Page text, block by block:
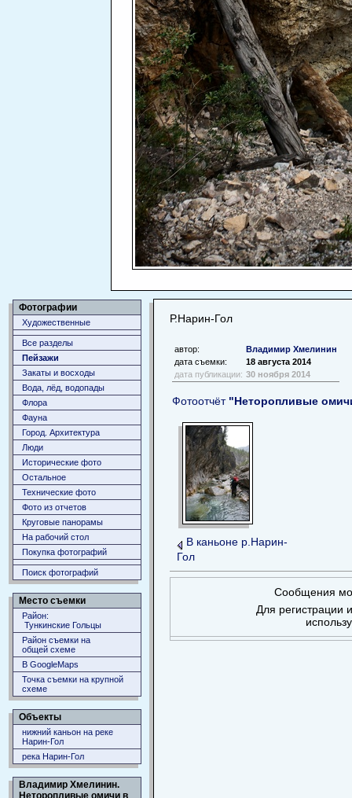
Фотографии
Художественные
Все разделы
Пейзажи
Закаты и восходы
Вода, лёд, водопады
Флора
Фауна
Город. Архитектура
Люди
Исторические фото
Остальное
Технические фото
Фото из отчетов
Круговые панорамы
На рабочий стол
Покупка фотографий
Поиск фотографий
Место съемки
Район:
Тункинские Гольцы
Район съемки на
общей схеме
В GoogleMaps
Точка съемки на крупной
схеме
Объекты
нижний каньон на реке
Нарин-Гол
река Нарин-Гол
Владимир Хмелинин.
Неторопливые омичи в
Р.Нарин-Гол
автор:
Владимир Хмелинин
дата съемки:
18 августа 2014
дата публикации: 30 ноября 2014
Фотоотчёт "Неторопливые
В каньоне р.Нарин-
Гол
Сообщения
Для регистрации